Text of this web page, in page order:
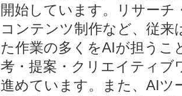
開始しています。リサー
コンテンツ制作など、従
た作業の多くをAIが担うこ
考・提案・クリエイティブ
進めています。また、AIツ